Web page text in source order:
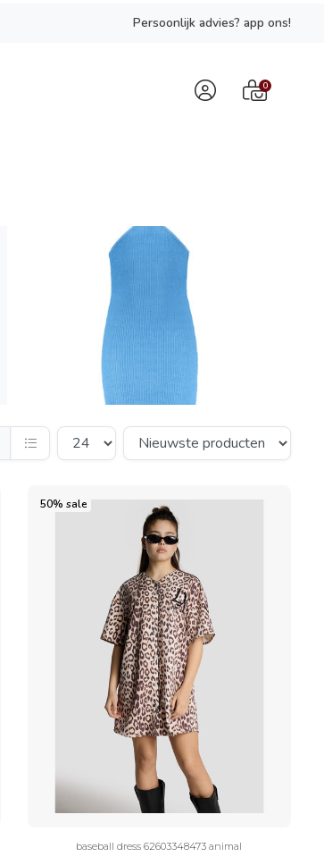
Persoonlijk advies? app ons!
0
50% sale
baseball dress 62603348473 animal